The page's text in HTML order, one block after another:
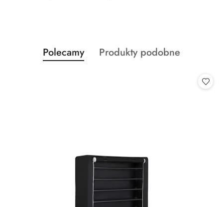
Pomiń karuzelę produktów
Produkty
o
Polecamy
Produkty
Produkty podobne